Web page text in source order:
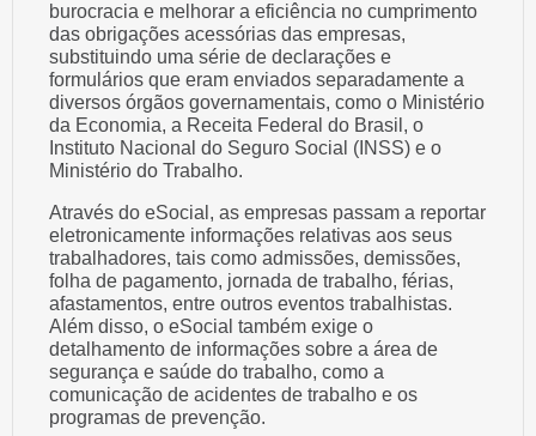
burocracia e melhorar a eficiência no cumprimento
das obrigações acessórias das empresas,
substituindo uma série de declarações e
formulários que eram enviados separadamente a
diversos órgãos governamentais, como o Ministério
da Economia, a Receita Federal do Brasil, o
Instituto Nacional do Seguro Social (INSS) e o
Ministério do Trabalho.
Através do eSocial, as empresas passam a reportar
eletronicamente informações relativas aos seus
trabalhadores, tais como admissões, demissões,
folha de pagamento, jornada de trabalho, férias,
afastamentos, entre outros eventos trabalhistas.
Além disso, o eSocial também exige o
detalhamento de informações sobre a área de
segurança e saúde do trabalho, como a
comunicação de acidentes de trabalho e os
programas de prevenção.